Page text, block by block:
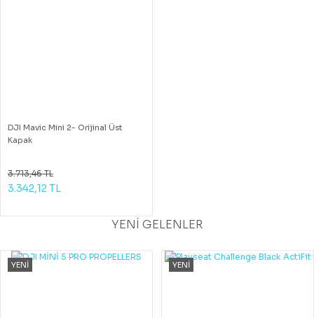
DJI Mavic Mini 2- Orijinal Üst
Kapak
3.713,46 TL
3.342,12 TL
YENİ GELENLER
YENİ YENİ